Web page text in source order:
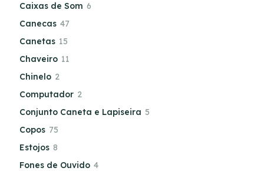
Caixas de Som 6
Canecas 47
Canetas 15
Chaveiro 11
Chinelo 2
Computador 2
Conjunto Caneta e Lapiseira 5
Copos 75
Estojos 8
Fones de Ouvido 4